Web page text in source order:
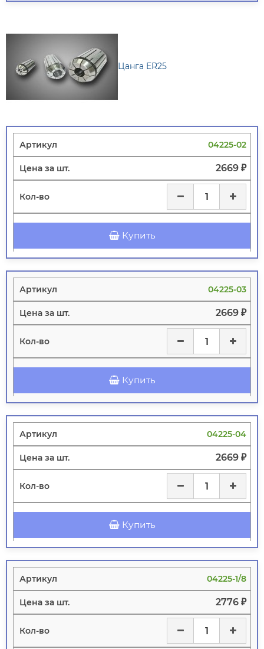
Цанга ER25
04225-02
2669 ₽
Купить
04225-03
2669 ₽
Купить
04225-04
2669 ₽
Купить
04225-1/8
2776 ₽